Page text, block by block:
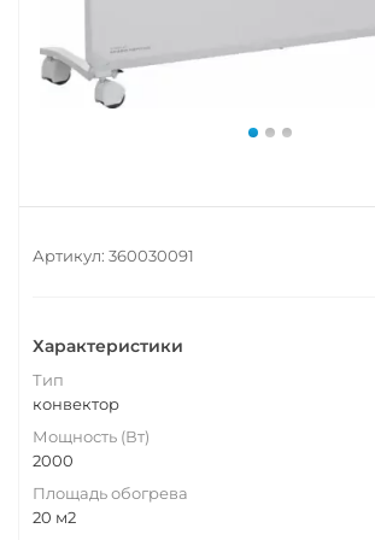
Артикул: 360030091
Характеристики
Тип
конвектор
Мощность (Вт)
2000
Площадь обогрева
20 м2